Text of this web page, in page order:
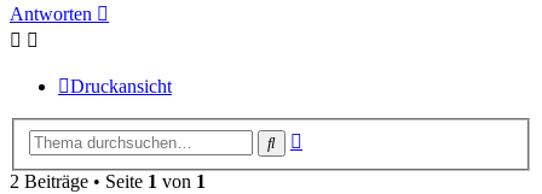
Antworten
Druckansicht
Suche
2 Beiträge • Seite 1 von 1